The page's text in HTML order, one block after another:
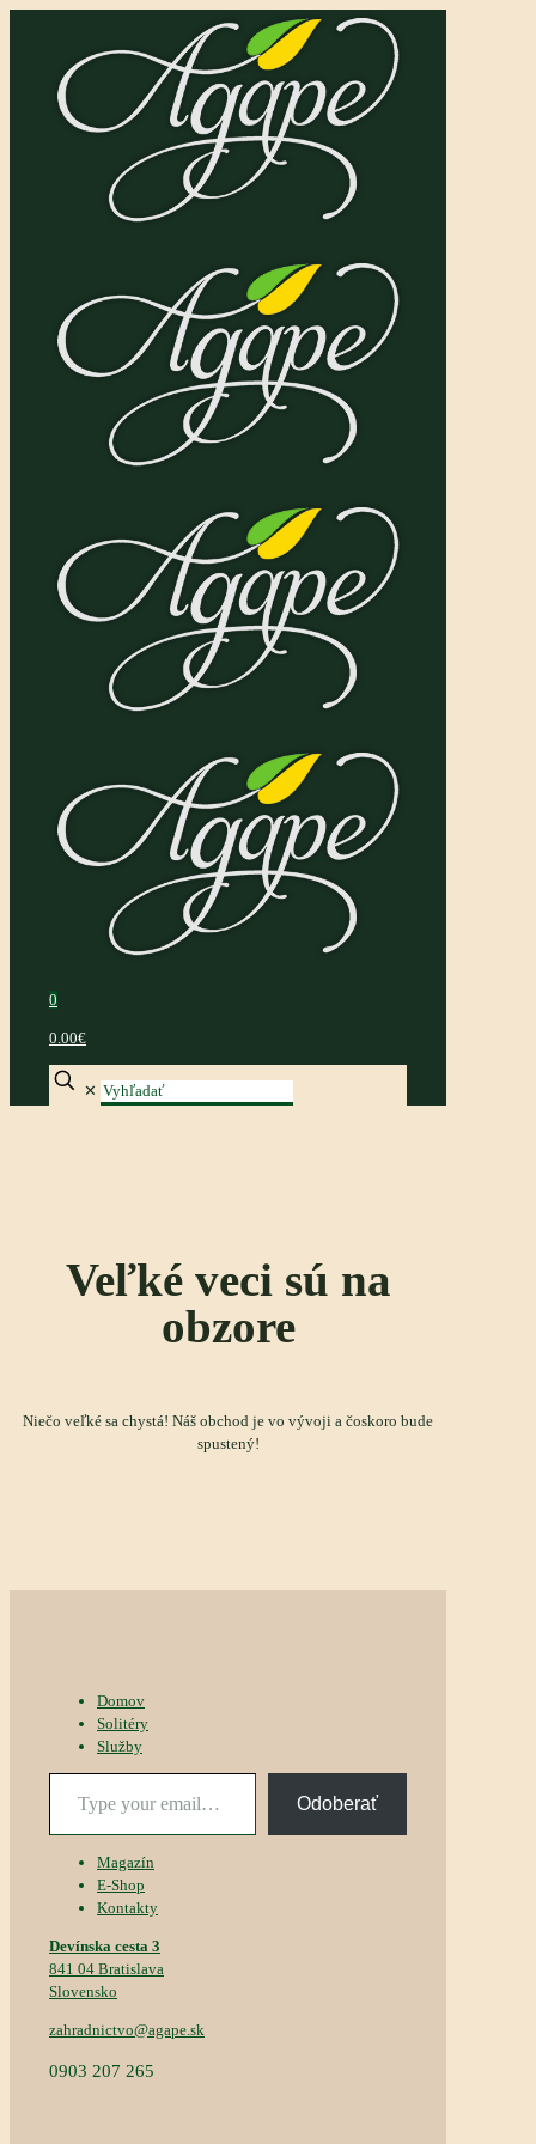
0
0.00€
✕
Veľké veci sú na
obzore
Niečo veľké sa chystá! Náš obchod je vo vývoji a čoskoro bude
spustený!
Domov
Solitéry
Služby
Odoberať
Magazín
E-Shop
Kontakty
Devínska cesta 3
841 04 Bratislava
Slovensko
zahradnictvo@agape.sk
0903 207 265